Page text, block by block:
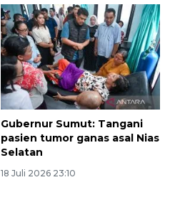
Gubernur Sumut: Tangani
pasien tumor ganas asal Nias
Selatan
18 Juli 2026 23:10